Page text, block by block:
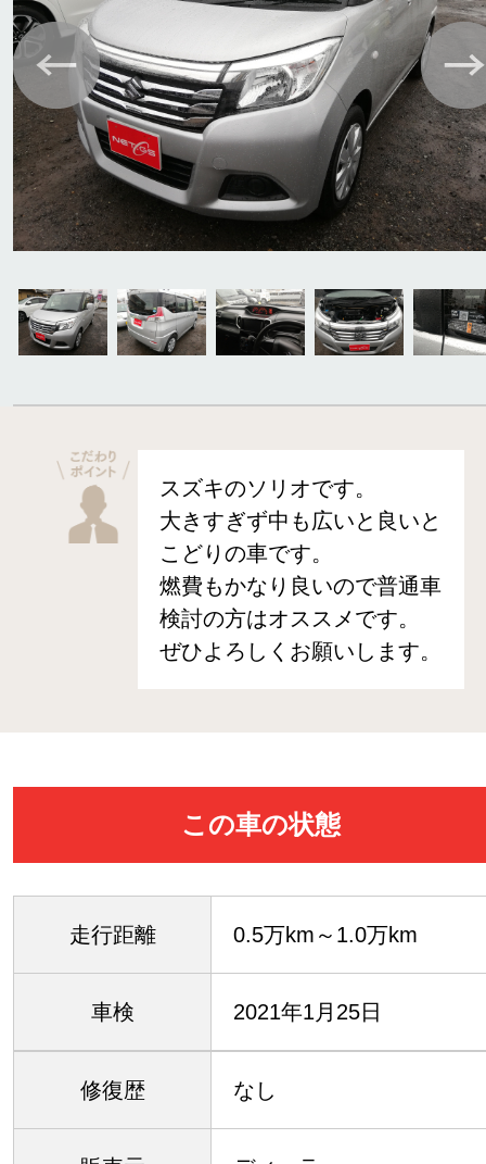
スズキのソリオです。
大きすぎず中も広いと良いと
こどりの車です。
燃費もかなり良いので普通車
検討の方はオススメです。
ぜひよろしくお願いします。
この車の状態
走行距離 0.5万km～1.0万km
車検 2021年1月25日
修復歴 なし